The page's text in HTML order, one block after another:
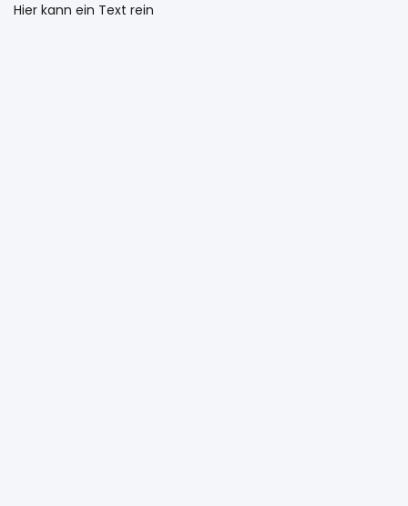
Hier kann ein Text rein